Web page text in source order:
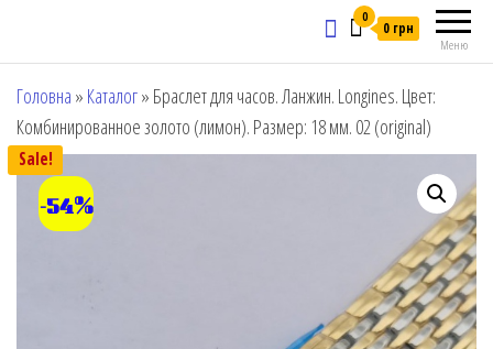
Меню
0
0 грн
Головна » Каталог» Браслет для часов. Ланжин. Longines. Цвет:
Комбинированное золото (лимон). Размер: 18 мм. 02 (original)
Sale!
-54%